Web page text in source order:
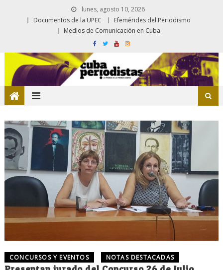
lunes, agosto 10, 2026
Documentos de la UPEC
Efemérides del Periodismo
Medios de Comunicación en Cuba
CONCURSOS Y EVENTOS NOTAS DESTACADAS